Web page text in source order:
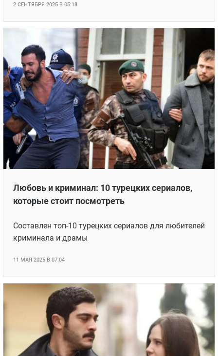
2 СЕНТЯБРЯ 2025 В 05:18
Любовь и криминал: 10 турецких сериалов,
которые стоит посмотреть
Составлен топ-10 турецких сериалов для любителей
криминала и драмы
11 МАЯ 2025 В 07:04